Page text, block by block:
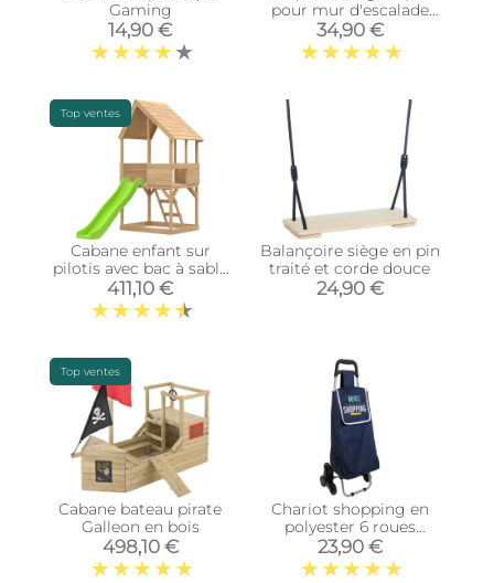
Gaming
14,90 €
pour mur d'escalade
(Lot de 5)
34,90 €
Top ventes
Cabane enfant sur
pilotis avec bac à sable
Lookout (Avec
glissière)
411,10 €
Balançoire siège en pin
traité et corde douce
24,90 €
Top ventes
Cabane bateau pirate
Galleon en bois
498,10 €
Chariot shopping en
polyester 6 roues
(Bleu)
23,90 €